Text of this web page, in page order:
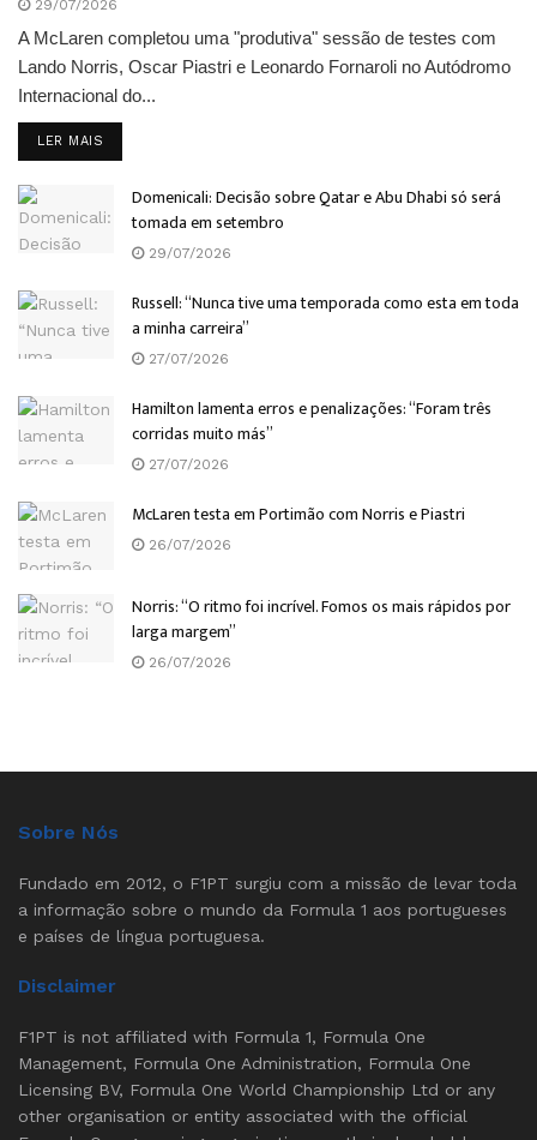
29/07/2026
A McLaren completou uma "produtiva" sessão de testes com
Lando Norris, Oscar Piastri e Leonardo Fornaroli no Autódromo
Internacional do...
LER MAIS
Domenicali: Decisão sobre Qatar e Abu Dhabi só será
tomada em setembro
29/07/2026
Russell: “Nunca tive uma temporada como esta em toda
a minha carreira”
27/07/2026
Hamilton lamenta erros e penalizações: “Foram três
corridas muito más”
27/07/2026
McLaren testa em Portimão com Norris e Piastri
26/07/2026
Norris: “O ritmo foi incrível. Fomos os mais rápidos por
larga margem”
26/07/2026
Sobre Nós
Fundado em 2012, o F1PT surgiu com a missão de levar toda
a informação sobre o mundo da Formula 1 aos portugueses
e países de língua portuguesa.
Disclaimer
F1PT is not affiliated with Formula 1, Formula One
Management, Formula One Administration, Formula One
Licensing BV, Formula One World Championship Ltd or any
other organisation or entity associated with the official